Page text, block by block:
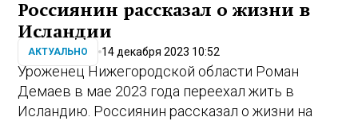
Россиянин рассказал о жизни в
Исландии
АКТУАЛЬНО 14 декабря 2023 10:52
Уроженец Нижегородской области Роман
Демаев в мае 2023 года переехал жить в
Исландию. Россиянин рассказал о жизни на